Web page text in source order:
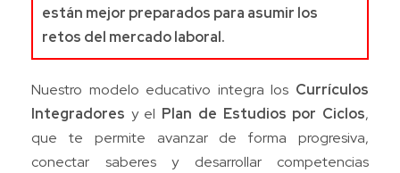
están mejor preparados para asumir los
retos del mercado laboral.
Nuestro modelo educativo integra los Currículos
Integradores y el Plan de Estudios por Ciclos,
que te permite avanzar de forma progresiva,
conectar saberes y desarrollar competencias